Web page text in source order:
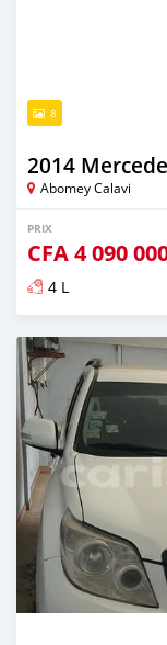
8
2014
Abomey Calavi
PRIX
CFA4 090
4 L
Publié il y a environ